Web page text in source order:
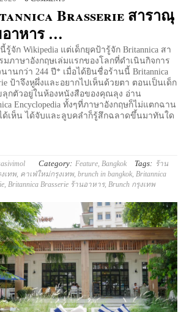
Brasserie สาราณุ
าหาร …
รู้จัก Wikipedia แต่เด็กยุคป้ารู้จัก Britannica สา
มภาษาอังกฤษเล่มแรกของโลกที่ดำเนินกิจการ
านกว่า 244 ปี* เมื่อได้ยินชื่อร้านนี้ Britannica
ป้าจึงหูผึ่งและอยากไปเห็นด้วยตา ตอนเป็นเด็ก
ลุกตัวอยู่ในห้องหนังสือของคุณลุง อ่าน
Encyclopedia ทั้งๆที่ภาษาอังกฤษก็ไม่แตกฉาน
ด้เห็น ได้จับและลูบคลำก็รู้สึกฉลาดขึ้นมาทันใด
Category: Feature Bangkok Tags: ร้าน
เทพ, คาเฟ่ใหม่กรุงเทพ, brunch in bangkok Britannica
Britannica Brasserie ร้านอาหาร, Brunch กรุงเทพ